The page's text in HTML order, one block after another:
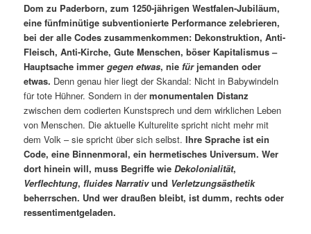
Dom zu Paderborn, zum 1250-jährigen Westfalen-Jubiläum,
eine fünfminütige subventionierte Performance zelebrieren,
bei der alle Codes zusammenkommen: Dekonstruktion, Anti-
Fleisch, Anti-Kirche, Gute Menschen, böser Kapitalismus –
Hauptsache immergegen etwas, niefür jemanden oder
etwas. Denn genau hier liegt der Skandal: Nicht in Babywindeln
für tote Hühner. Sondern in dermonumentalen Distanz
zwischen dem codierten Kunstsprech und dem wirklichen Leben
von Menschen. Die aktuelle Kulturelite spricht nicht mehr mit
dem Volk – sie spricht über sich selbst.Ihre Sprache ist ein
Code, eine Binnenmoral, ein hermetisches Universum. Wer
dort hinein will, muss Begriffe wieDekolonialität,
Verflechtung,fluides Narrativund Verletzungsästhetik
beherrschen. Und wer draußen bleibt, ist dumm, rechts oder
ressentimentgeladen.